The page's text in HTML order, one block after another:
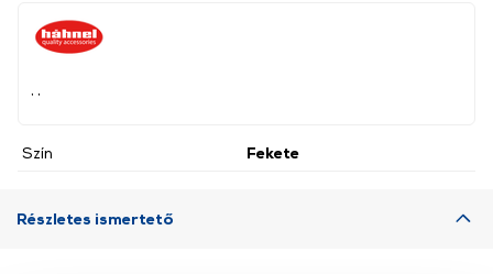
Szín Fekete
Részletes ismertető